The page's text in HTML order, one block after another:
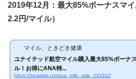
り返し行われました」というエラーが生じてし
2019年12月：最大85%ボーナスマ
2.2円/マイル）
マイル、ときどき健康
ユナイテッド航空マイル購入最大85%ボーナ
ル！お得にANA特...
https://hetatare.com/ua_mile_sale_201912